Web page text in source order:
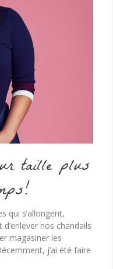
taille plus
qui s’allongent,
nos chandails
magasiner les
j’ai été faire